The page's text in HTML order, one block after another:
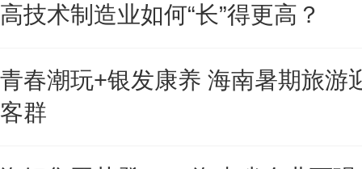
高技术制造业如何“长”得更高？
青春潮玩+银发康养 海南暑期旅游
客群